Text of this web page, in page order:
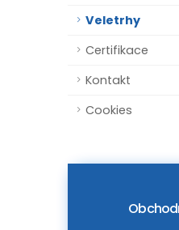
Veletrhy
Certifikace
Kontakt
Cookies